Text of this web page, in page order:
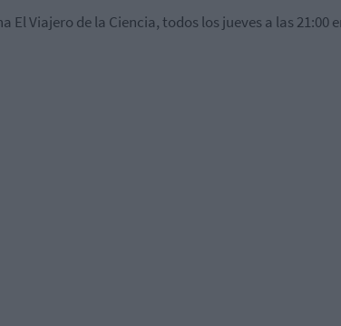
El Viajero de la Ciencia, todos los jueves a las 21:00